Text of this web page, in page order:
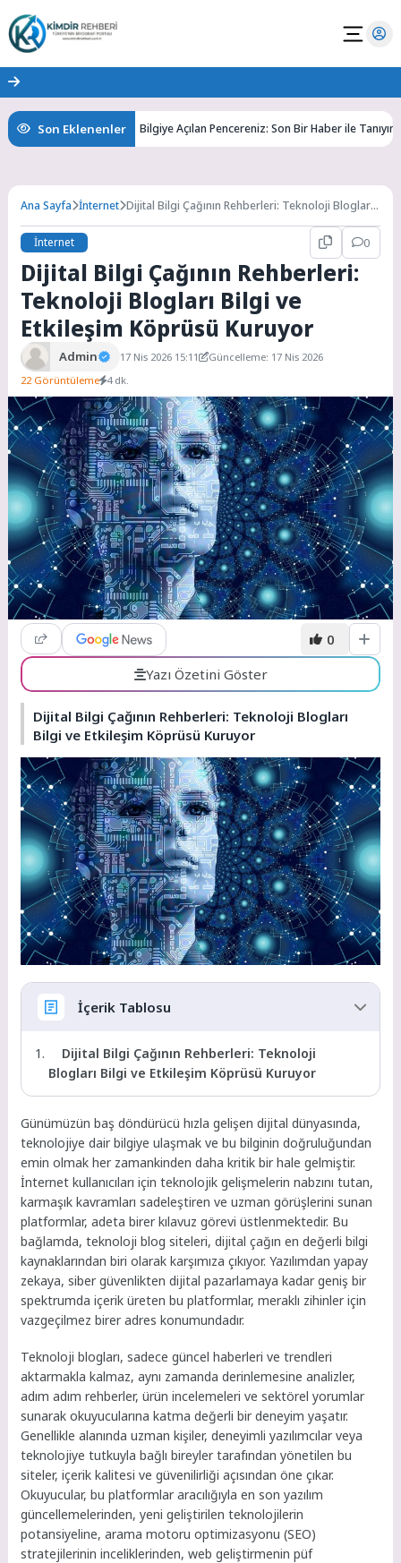
Son Eklenenler
Keşfedin Bilgiye Açılan Pencereniz: Son Bir Haber ile Tanıyın ve
Ana Sayfa İnternet Dijital Bilgi Çağının Rehberleri: Teknoloji Blogları
İnternet
0
Dijital Bilgi Çağının Rehberleri:
Teknoloji Blogları Bilgi ve
Etkileşim Köprüsü Kuruyor
Admin 17 Nis 2026 15:11
Güncelleme: 17 Nis 2026
22 Görüntüleme 4 dk.
0
Yazı Özetini Göster
Dijital Bilgi Çağının Rehberleri: Teknoloji Blogları
Bilgi ve Etkileşim Köprüsü Kuruyor
İçerik Tablosu
Dijital Bilgi Çağının Rehberleri: Teknoloji
Blogları Bilgi ve Etkileşim Köprüsü Kuruyor
Günümüzün baş döndürücü hızla gelişen dijital dünyasında,
teknolojiye dair bilgiye ulaşmak ve bu bilginin doğruluğundan
emin olmak her zamankinden daha kritik bir hale gelmiştir.
İnternet kullanıcıları için teknolojik gelişmelerin nabzını tutan,
karmaşık kavramları sadeleştiren ve uzman görüşlerini sunan
platformlar, adeta birer kılavuz görevi üstlenmektedir. Bu
bağlamda, teknoloji blog siteleri, dijital çağın en değerli bilgi
kaynaklarından biri olarak karşımıza çıkıyor. Yazılımdan yapay
zekaya, siber güvenlikten dijital pazarlamaya kadar geniş bir
spektrumda içerik üreten bu platformlar, meraklı zihinler için
vazgeçilmez birer adres konumundadır.
Teknoloji blogları, sadece güncel haberleri ve trendleri
aktarmakla kalmaz, aynı zamanda derinlemesine analizler,
adım adım rehberler, ürün incelemeleri ve sektörel yorumlar
sunarak okuyucularına katma değerli bir deneyim yaşatır.
Genellikle alanında uzman kişiler, deneyimli yazılımcılar veya
teknolojiye tutkuyla bağlı bireyler tarafından yönetilen bu
siteler, içerik kalitesi ve güvenilirliği açısından öne çıkar.
Okuyucular, bu platformlar aracılığıyla en son yazılım
güncellemelerinden, yeni geliştirilen teknolojilerin
potansiyeline, arama motoru optimizasyonu (SEO)
stratejilerinin inceliklerinden, web geliştirmenin püf